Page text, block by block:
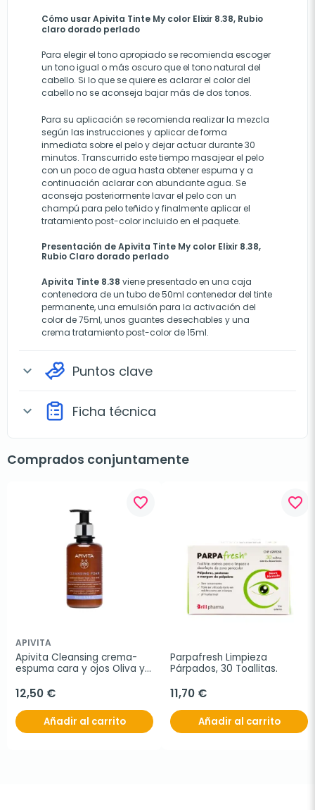
Cómo usar Apivita Tinte My color Elixir 8.38, Rubio
claro dorado perlado
Para elegir el tono apropiado se recomienda escoger
un tono igual o más oscuro que el tono natural del
cabello. Si lo que se quiere es aclarar el color del
cabello no se aconseja bajar más de dos tonos.
Para su aplicación se recomienda realizar la mezcla
según las instrucciones y aplicar de forma
inmediata sobre el pelo y dejar actuar durante 30
minutos. Transcurrido este tiempo masajear el pelo
con un poco de agua hasta obtener espuma y a
continuación aclarar con abundante agua. Se
aconseja posteriormente lavar el pelo con un
champú para pelo teñido y finalmente aplicar el
tratamiento post-color incluido en el paquete.
Presentación de Apivita Tinte My color Elixir 8.38,
Rubio Claro dorado perlado
Apivita Tinte 8.38 viene presentado en una caja
contenedora de un tubo de 50ml contenedor del tinte
permanente, una emulsión para la activación del
color de 75ml, unos guantes desechables y una
crema tratamiento post-color de 15ml.
expand_more Puntos clave
expand_more Ficha técnica
Comprados conjuntamente
favorite_border
APIVITA
Apivita Cleansing crema-
espuma cara y ojos Oliva y
12,50 €
Añadir al carrito
favorite_border
Parpafresh Limpieza
Párpados, 30 Toallitas.
11,70 €
Añadir al carrito